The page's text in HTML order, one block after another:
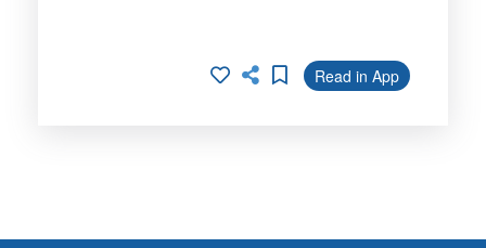
Read in App